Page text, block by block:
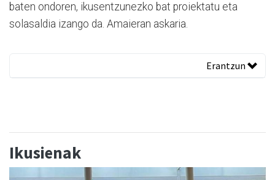
baten ondoren, ikusentzunezko bat proiektatu eta
solasaldia izango da. Amaieran askaria.
Erantzun
Ikusienak